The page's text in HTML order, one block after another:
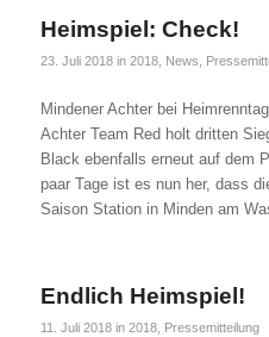
Heimspiel: Check!
23. Juli 2018 in 2018, News
Mindener Achter bei
Achter Team Red holt dritten
Black ebenfalls erneut auf dem
paar Tage ist es nun her, dass
Saison Station in Minden am
Endlich Heimspiel!
11. Juli 2018 in 2018, Pressemitteilung